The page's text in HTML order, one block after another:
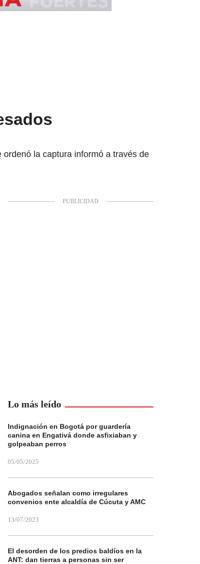
la captura informó a través de
Lo más leído
Indignación en Bogotá por guardería
canina en Engativá donde asfixiaban y
golpeaban perros
05/05/2025
Abogados señalan como irregulares
convenios ente alcaldía de Cúcuta y AMC
13/07/2023
El desorden de los predios baldíos en la
ANT: dan tierras a personas sin ser